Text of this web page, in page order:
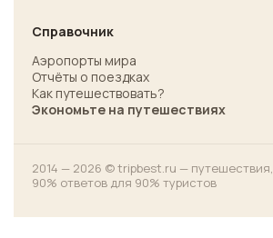
Справочник
Аэропорты мира
Отчёты о поездках
Как путешествовать?
Экономьте на путешествиях
2014 — 2026 © tripbest.ru — путешествия,
90% ответов для 90% туристов